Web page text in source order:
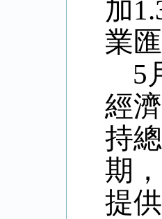
加
業
5
經
持
期
提